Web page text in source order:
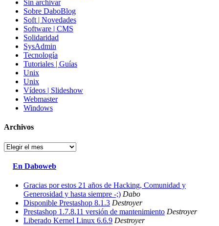
Sin archivar
Sobre DaboBlog
Soft | Novedades
Software | CMS
Solidaridad
SysAdmin
Tecnología
Tutoriales | Guías
Unix
Unix
Vídeos | Slideshow
Webmaster
Windows
Archivos
Archivos
En Daboweb
Gracias por estos 21 años de Hacking, Comunidad y
Generosidad y hasta siempre -;) Dabo
Disponible Prestashop 8.1.3 Destroyer
Prestashop 1.7.8.11 versión de mantenimiento Destroyer
Liberado Kernel Linux 6.6.9 Destroyer